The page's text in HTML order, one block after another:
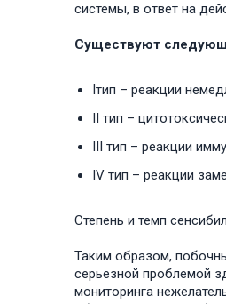
системы, в ответ на
Существуют
Iтип – реакции
II тип –
III тип – реакции
IV тип – реакции
Степень и темп
Таким образом,
серьезной проблемой
мониторинга